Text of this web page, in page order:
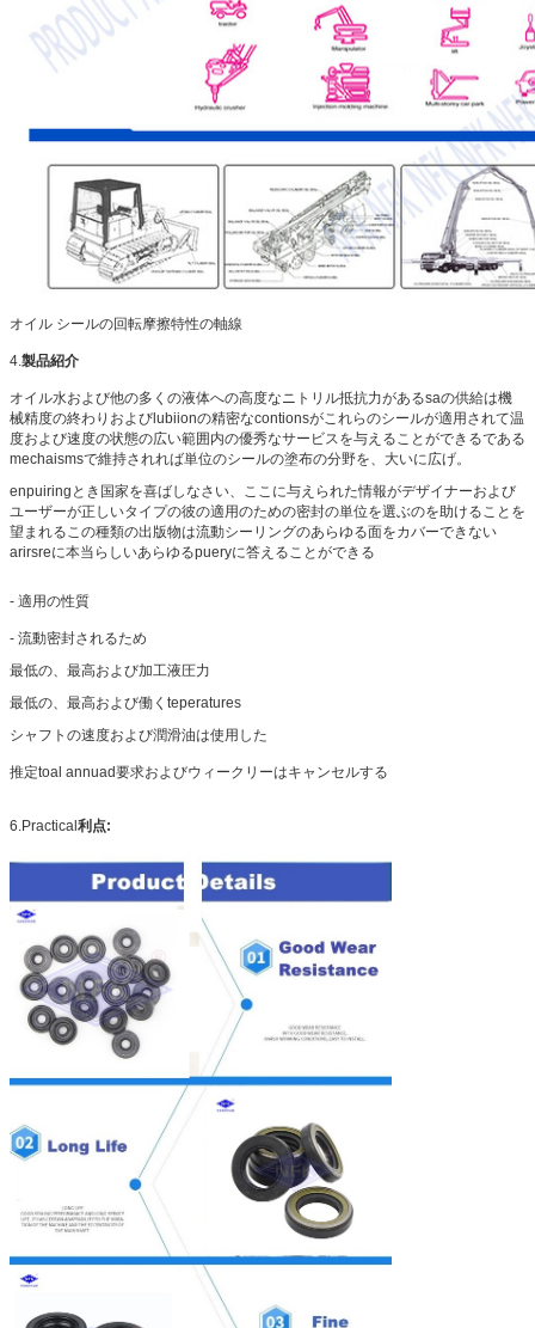
オイル シールの回転摩擦特性の軸線
4. 製品紹介
オイル水および他の多くの液体への高度なニトリル抵抗力があるsaの供給は機
械精度の終わりおよびlubiionの精密なcontionsがこれらのシールが適用されて温
度および速度の状態の広い範囲内の優秀なサービスを与えることができるである
mechaismsで維持されれば単位のシールの塗布の分野を、大いに広げ。
enpuiringとき国家を喜ばしなさい、ここに与えられた情報がデザイナーおよび
ユーザーが正しいタイプの彼の適用のための密封の単位を選ぶのを助けることを
望まれるこの種類の出版物は流動シーリングのあらゆる面をカバーできない
arirsreに本当らしいあらゆるpueryに答えることができる
- 適用の性質
- 流動密封されるため
最低の、最高および加工液圧力
最低の、最高および働くteperatures
シャフトの速度および潤滑油は使用した
推定toal annuad要求およびウィークリーはキャンセルする
6.Practical利点: